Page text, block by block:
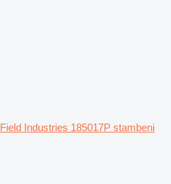
Field Industries 185017P stambeni